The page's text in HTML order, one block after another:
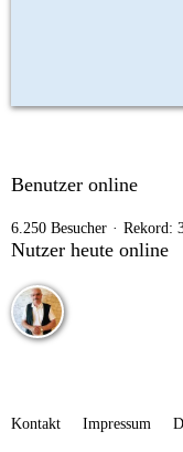
Benutzer online
6.250 Besucher Rekord:
Nutzer heute online
Kontakt Impressum